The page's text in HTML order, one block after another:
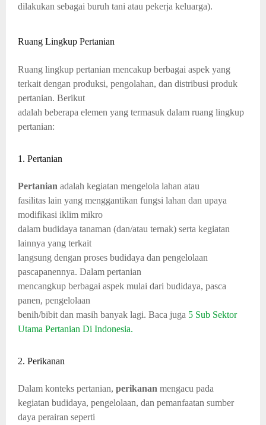
dilakukan sebagai buruh tani atau pekerja keluarga).
Ruang Lingkup Pertanian
Ruang lingkup pertanian mencakup berbagai aspek yang
terkait dengan produksi, pengolahan, dan distribusi produk
pertanian. Berikut
adalah beberapa elemen yang termasuk dalam ruang lingkup
pertanian:
1. Pertanian
Pertanian adalah kegiatan mengelola lahan atau
fasilitas lain yang menggantikan fungsi lahan dan upaya
modifikasi iklim mikro
dalam budidaya tanaman (dan/atau ternak) serta kegiatan
lainnya yang terkait
langsung dengan proses budidaya dan pengelolaan
pascapanennya. Dalam pertanian
mencangkup berbagai aspek mulai dari budidaya, pasca
panen, pengelolaan
benih/bibit dan masih banyak lagi. Baca juga 5 Sub Sektor
Utama Pertanian Di Indonesia.
2. Perikanan
Dalam konteks pertanian, perikanan mengacu pada
kegiatan budidaya, pengelolaan, dan pemanfaatan sumber
daya perairan seperti